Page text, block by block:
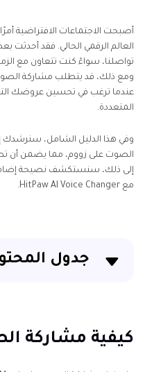
أصبحت الاجتماعات الافتراضية
العالم الرقمي الحالي. فقد
تواصلنا، سواءً كنت تتعاون مع
ومع ذلك، قد يتطلب مشاركة
عندما ترغب في تحسين عروضك
المتعددة.
وفي هذا الدليل الشامل، سنرشدك
الصوت على زووم، مما يضمن أن
إلى ذلك، سنستكشف نصيحة إضافية
مع HitPaw AI Voice Changer.
جدول
نصيحة إضافية: غيّر
كيفية مشاركة